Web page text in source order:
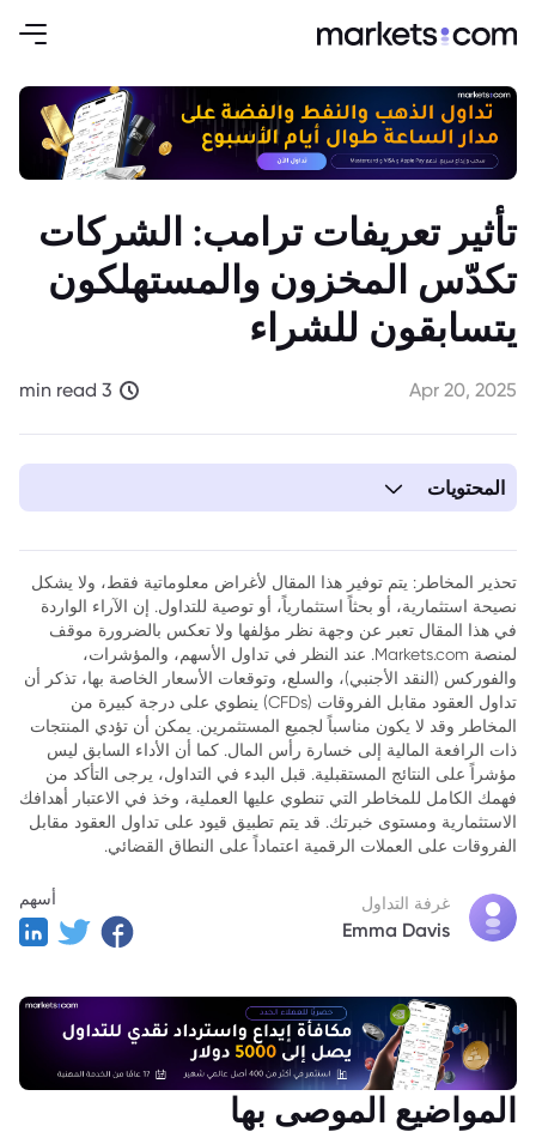
تأثير تعريفات ترامب: الشركات
تكدّس المخزون والمستهلكون
يتسابقون للشراء
Apr 20, 2025
3 min read
المحتويات
تحذير المخاطر: يتم توفير هذا المقال لأغراض معلوماتية فقط، ولا يشكل
نصيحة استثمارية، أو بحثاً استثمارياً، أو توصية للتداول. إن الآراء الواردة
في هذا المقال تعبر عن وجهة نظر مؤلفها ولا تعكس بالضرورة موقف
لمنصة Markets.com. عند النظر في تداول الأسهم، والمؤشرات،
والفوركس (النقد الأجنبي)، والسلع، وتوقعات الأسعار الخاصة بها، تذكر أن
تداول العقود مقابل الفروقات (CFDs) ينطوي على درجة كبيرة من
المخاطر وقد لا يكون مناسباً لجميع المستثمرين. يمكن أن تؤدي المنتجات
ذات الرافعة المالية إلى خسارة رأس المال. كما أن الأداء السابق ليس
مؤشراً على النتائج المستقبلية. قبل البدء في التداول، يرجى التأكد من
فهمك الكامل للمخاطر التي تنطوي عليها العملية، وخذ في الاعتبار أهدافك
الاستثمارية ومستوى خبرتك. قد يتم تطبيق قيود على تداول العقود مقابل
الفروقات على العملات الرقمية اعتماداً على النطاق القضائي.
غرفة التداول
Emma Davis
أسهم
المواضيع الموصى بها